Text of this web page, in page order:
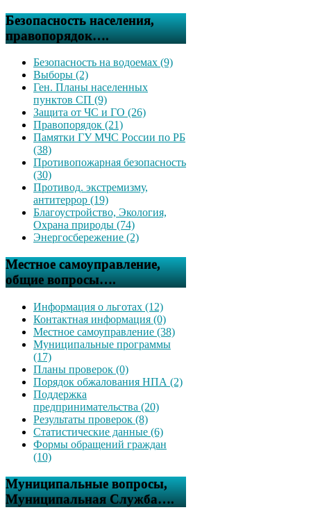
Безопасность населения,
правопорядок….
Безопасность на водоемах (9)
Выборы (2)
Ген. Планы населенных
пунктов СП (9)
Защита от ЧС и ГО (26)
Правопорядок (21)
Памятки ГУ МЧС России по РБ
(38)
Противопожарная безопасность
(30)
Противод. экстремизму,
антитеррор (19)
Благоустройство, Экология,
Охрана природы (74)
Энергосбережение (2)
Местное самоуправление,
общие вопросы….
Информация о льготах (12)
Контактная информация (0)
Местное самоуправление (38)
Муниципальные программы
(17)
Планы проверок (0)
Порядок обжалования НПА (2)
Поддержка
предпринимательства (20)
Результаты проверок (8)
Статистические данные (6)
Формы обращений граждан
(10)
Муниципальные вопросы,
Муниципальная Служба….